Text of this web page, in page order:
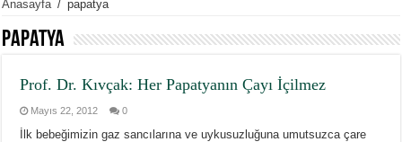
Anasayfa / papatya
papatya
Prof. Dr. Kıvçak: Her Papatyanın Çayı İçilmez
Mayıs 22, 2012 0
İlk bebeğimizin gaz sancılarına ve uykusuzluğuna umutsuzca çare